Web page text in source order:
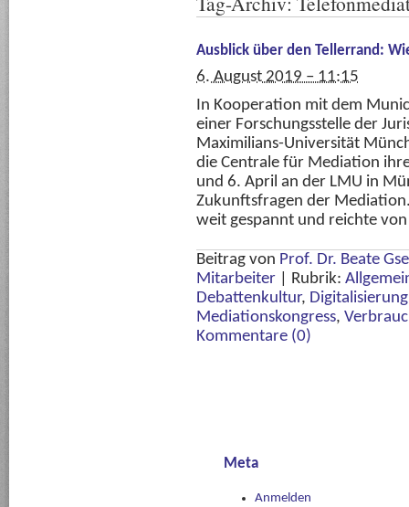
Ausblick über den Tellerrand:
6. August 2019 – 11:15
In Kooperation mit dem
einer Forschungsstelle der
Maximilians-Universität
die Centrale für Mediation
und 6. April an der LMU in
Zukunftsfragen der
weit gespannt und reichte
Beitrag von Prof. Dr. Beate
Mitarbeiter
Rubrik:
Debattenkultur, Digitalisierung
Mediationskongress,
Kommentare (0)
Meta
Anmelden